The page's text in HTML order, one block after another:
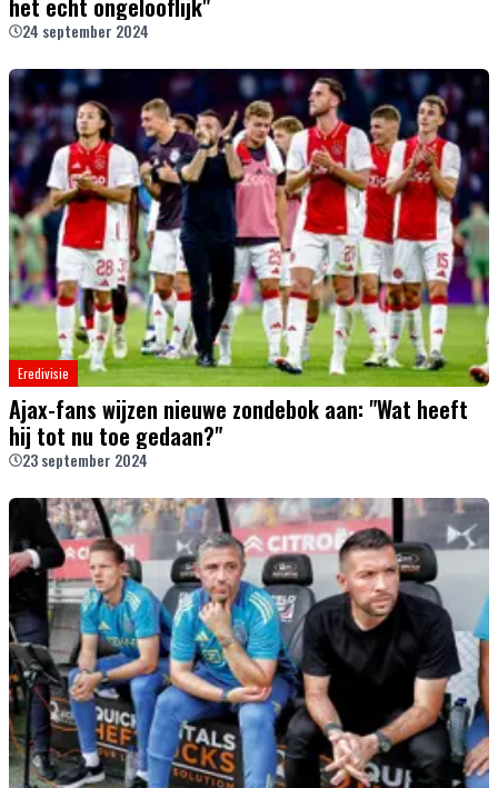
24 september 2024
Eredivisie
Ajax-fans wijzen nieuwe zondebok aan: "Wat heeft
hij tot nu toe gedaan?"
23 september 2024